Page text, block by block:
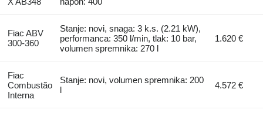
Fiac ABV
300-360
Stanje: novi, snaga: 3 k.s. (2.21 kW),
performanca: 350 l/min, tlak: 10 bar,
volumen spremnika: 270 l
1.620 €
Fiac
Combustão
Interna
Stanje: novi, volumen spremnika: 200
l
4.572 €